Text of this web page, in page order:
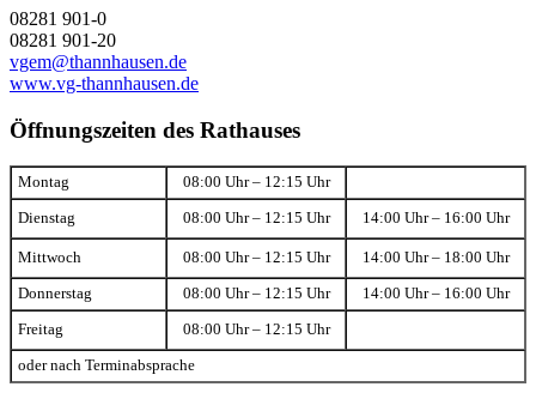
08281 901-0
08281 901-20
vgem@thannhausen.de
www.vg-thannhausen.de
Öffnungszeiten des Rathauses
Montag 08:00 Uhr – 12:15 Uhr
Dienstag 08:00 Uhr – 12:15 Uhr 14:00 Uhr – 16:00 Uhr
Mittwoch 08:00 Uhr – 12:15 Uhr 14:00 Uhr – 18:00 Uhr
Donnerstag 08:00 Uhr – 12:15 Uhr 14:00 Uhr – 16:00 Uhr
Freitag 08:00 Uhr – 12:15 Uhr
oder nach Terminabsprache